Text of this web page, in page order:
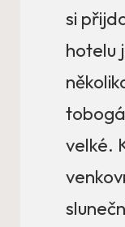
si
hotelu
velké.